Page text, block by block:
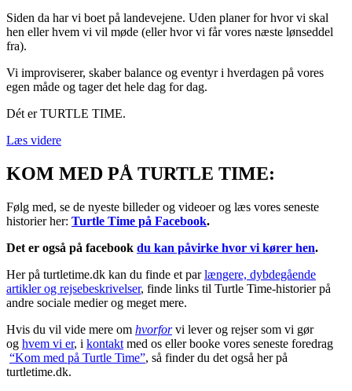
Siden da har vi boet på landevejene. Uden planer for hvor vi skal
hen eller hvem vi vil møde (eller hvor vi får vores næste lønseddel
fra).
Vi improviserer, skaber balance og eventyr i hverdagen på vores
egen måde og tager det hele dag for dag.
Dét er TURTLE TIME.
Læs videre
KOM MED PÅ TURTLE TIME:
Følg med, se de nyeste billeder og videoer og læs vores seneste
historier her: Turtle Time på Facebook.
Det er også på facebook du kan påvirke hvor vi kører hen.
Her på turtletime.dk kan du finde et parlængere, dybdegående
artikler og rejsebeskrivelser, finde links til Turtle Time-historier på
andre sociale medier og meget mere.
Hvis du vil vide mere om hvorforvi lever og rejser som vi gør
og hvem vi er, i kontakt med os eller booke vores seneste foredrag
“Kom med på Turtle Time”, så finder du det også her på
turtletime.dk.